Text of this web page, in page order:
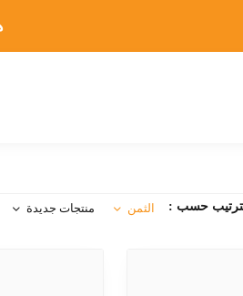
حسب : الثمن منتجات جديدة